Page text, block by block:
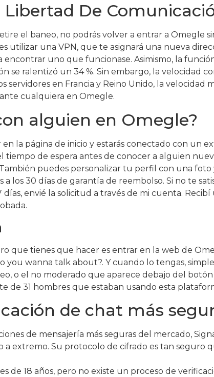
Libertad De
el baneo, no podrás volver a entrar a Omegle
utilizar una VPN, que te asignará una nueva
encontrar uno que funcionase. Asimismo, la
se ralentizó un 34 %. Sin embargo, la velocidad
servidores en Francia y Reino Unido, la
cualquiera en Omegle.
alguien en Omegle?
la página de inicio y estarás conectado con un
tiempo de espera antes de conocer a alguien
puedes personalizar tu perfil con una
a los 30 días de garantía de reembolso. Si no te
días, envié la solicitud a través de mi cuenta.
que tienes que hacer es entrar en la web de
you wanna talk about?. Y cuando lo tengas,
o el no moderado que aparece debajo del
de 31 hombres que estaban usando esta
de chat más
de mensajería más seguras del mercado,
a extremo. Su protocolo de cifrado es tan seguro
de 18 años, pero no existe un proceso de